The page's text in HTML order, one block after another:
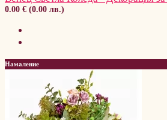
0.00 € (0.00 лв.)
Намаление